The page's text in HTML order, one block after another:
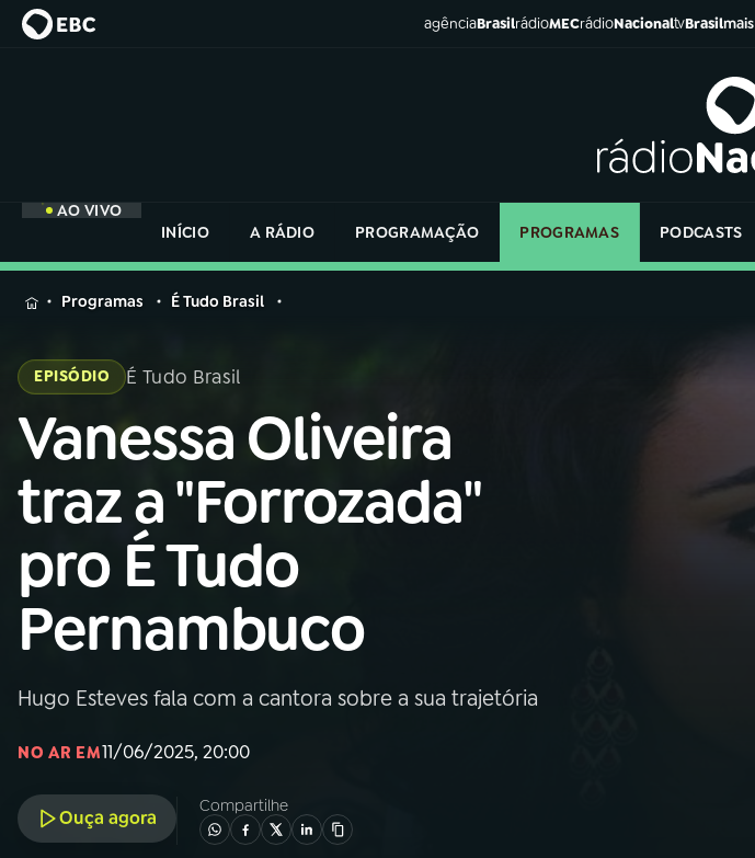
agênciaBrasilrádioMECrádioNacionaltvBrasilmais
AO VIVO
INÍCIO
A RÁDIO PROGRAMAÇÃO PROGRAMAS PODCASTS
MENU
Buscar
na
Rádio
Nacional
AO VIVO
01INÍCIO
02A RÁDIO
03PROGRAMAÇÃO
05PODCASTS
na
Rádio
Programas É Tudo Brasil
EPISÓDIO É Tudo Brasil
Vanessa Oliveira
traz a "Forrozada"
pro É Tudo
Pernambuco
Hugo Esteves fala com a cantora sobre a sua trajetória
NO AR EM11/06/2025, 20:00
Ouça agora
Compartilhe